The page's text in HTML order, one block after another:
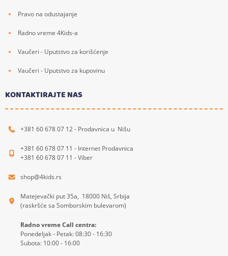
Pravo na odustajanje
Radno vreme 4Kids-a
Vaučeri - Uputstvo za korišćenje
Vaučeri - Uputstvo za kupovinu
KONTAKTIRAJTE NAS
+381 60 678 07 12 - Prodavnica u Nišu
+381 60 678 07 11 - Internet Prodavnica
+381 60 678 07 11 - Viber
shop@4kids.rs
Matejevački put 35a, 18000 Niš, Srbija
(raskršće sa Somborskim bulevarom)
Radno vreme Call centra:
Ponedeljak - Petak: 08:30 - 16:30
Subota: 10:00 - 16:00